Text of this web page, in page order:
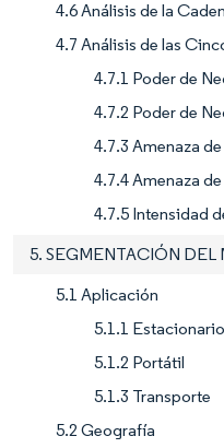
4.6 Análisis de la
4.7 Análisis de las
4.7.1 Poder de
4.7.2 Poder de
4.7.3 Amenaza
4.7.4 Amenaza
4.7.5 Intensidad
5. SEGMENTACIÓN DEL
5.1 Aplicación
5.1.1 Estacionario
5.1.2 Portátil
5.1.3 Transporte
5.2 Geografía